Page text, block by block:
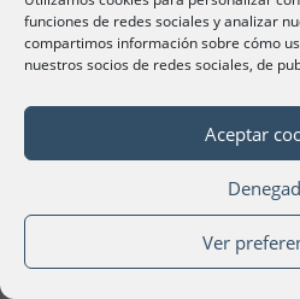
funciones de redes sociales y analizar
compartimos información sobre cómo
nuestros socios de redes sociales, de
Aceptar
Ver
©Cámara Oficial de
Navegación de